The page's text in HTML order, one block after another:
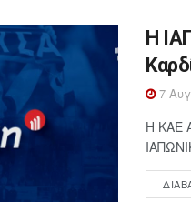
Η
7
Η ΚΑΕ